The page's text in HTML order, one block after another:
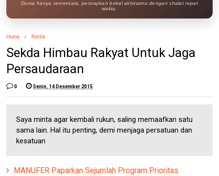
Dunia hanya sementara, persiapkan bekal akhiratmu dengan shalat tepat
waktu.
Home Politik
Sekda Himbau Rakyat Untuk Jaga
Persaudaraan
0 Senin, 14 Desember 2015
Saya minta agar kembali rukun, saling memaafkan satu
sama lain. Hal itu penting, demi menjaga persatuan dan
kesatuan
MANUFER Paparkan Sejumlah Program Prioritas